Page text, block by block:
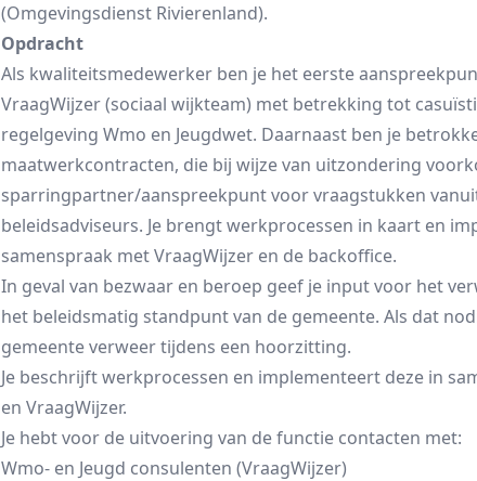
(Omgevingsdienst Rivierenland).
Opdracht
Als kwaliteitsmedewerker ben je het eerste
VraagWijzer (sociaal wijkteam) met betrekking tot
regelgeving Wmo en Jeugdwet. Daarnaast ben je
maatwerkcontracten, die bij wijze van uitzondering
sparringpartner/aanspreekpunt voor vraagstukken
beleidsadviseurs. Je brengt werkprocessen in kaart en
samenspraak met VraagWijzer en de backoffice.
In geval van bezwaar en beroep geef je input voor het
het beleidsmatig standpunt van de gemeente. Als dat
gemeente verweer tijdens een hoorzitting.
Je beschrijft werkprocessen en implementeert deze in
en VraagWijzer.
Je hebt voor de uitvoering van de functie contacten met:
Wmo- en Jeugd consulenten (VraagWijzer)